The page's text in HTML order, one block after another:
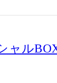
ャル